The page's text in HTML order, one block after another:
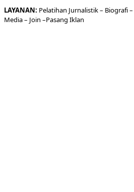
LAYANAN: Pelatihan Jurnalistik – Biografi–
Media– Join –Pasang Iklan